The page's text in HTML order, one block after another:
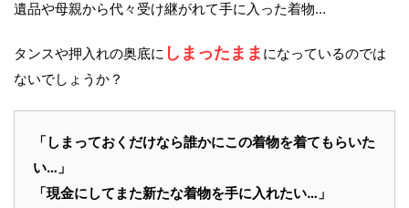
遺品や母親から代々受け継がれて手に入った着物…
タンスや押入れの奥底に しまったまま になっているのでは
ないでしょうか？
「しまっておくだけなら誰かにこの着物を着てもらいた
い…」
「現金にしてまた新たな着物を手に入れたい…」